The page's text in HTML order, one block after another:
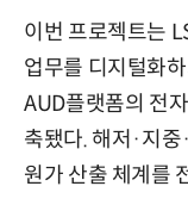
이번 프로젝트는
업무를 디지털화
AUD플랫폼의 전
축됐다. 해저·지
원가 산출 체계를